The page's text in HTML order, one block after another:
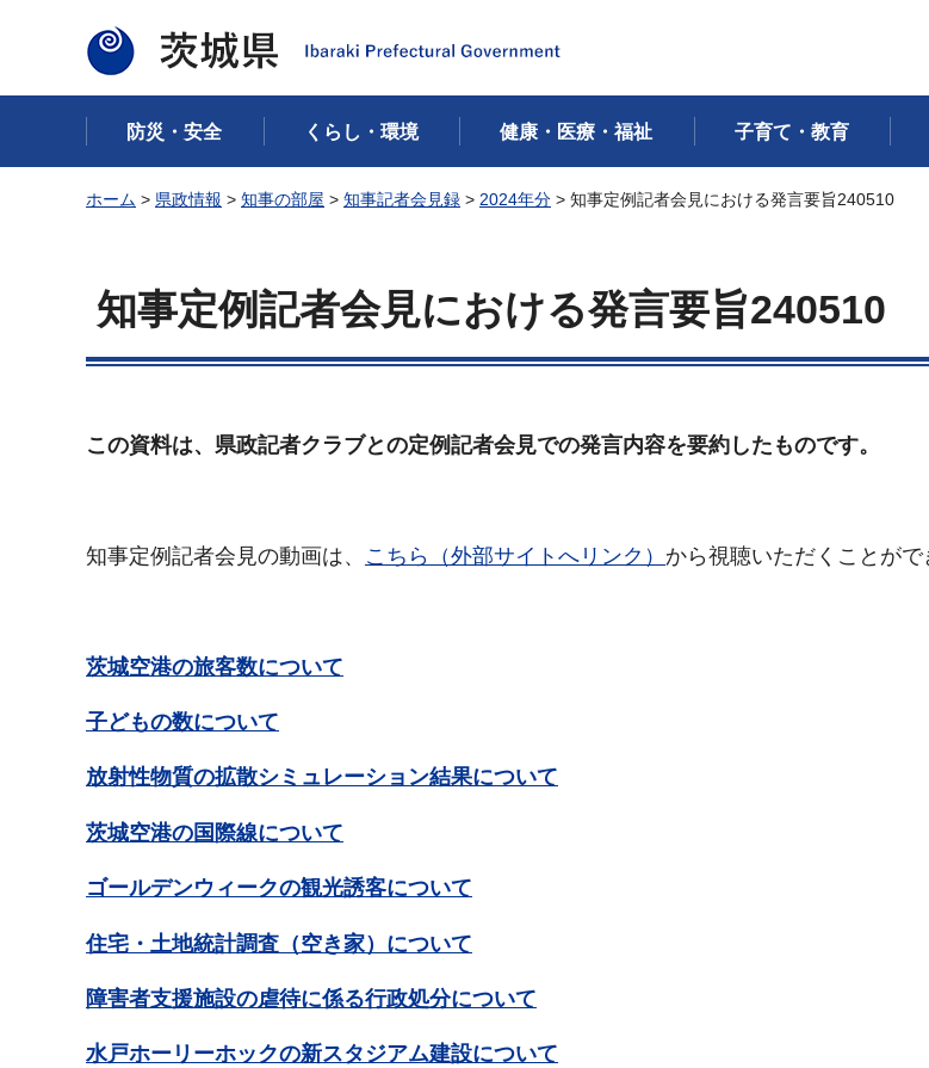
茨城県
防災・安全 くらし・環境 健康・医療・福祉 子育て・教育
ホーム > 県政情報 > 知事の部屋 > 知事記者会見録 > 2024年分 > 知事定例記者会見における発言要旨240510
知事定例記者会見における発言要旨240510
この資料は、県政記者クラブとの定例記者会見での発言内容を要約したものです。
知事定例記者会見の動画は、 こちら（外部サイトへリンク） から視聴いただくことがで
茨城空港の旅客数について
子どもの数について
放射性物質の拡散シミュレーション結果について
茨城空港の国際線について
ゴールデンウィークの観光誘客について
住宅・土地統計調査（空き家）について
障害者支援施設の虐待に係る行政処分について
水戸ホーリーホックの新スタジアム建設について